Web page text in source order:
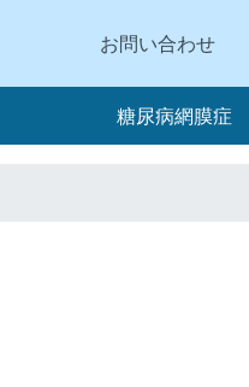
お問い合わせ
糖尿病網膜症